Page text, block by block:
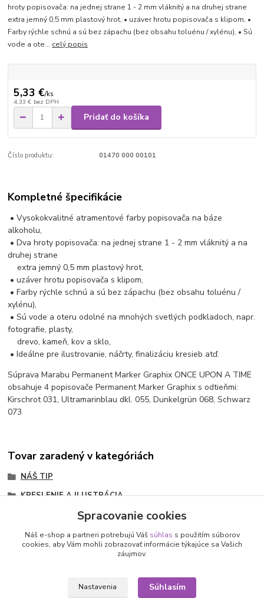
hroty popisovača: na jednej strane 1 - 2 mm vláknitý a na druhej strane
extra jemný 0,5 mm plastový hrot, • uzáver hrotu popisovača s klipom, •
Farby rýchle schnú a sú bez zápachu (bez obsahu toluénu / xylénu), • Sú
vode a ote... celý popis
5,33 €/ks
4,33 € bez DPH
Pridať do košíka
Číslo produktu: 01470 000 00101
Kompletné špecifikácie
• Vysokokvalitné atramentové farby popisovača na báze
alkoholu,
• Dva hroty popisovača: na jednej strane 1 - 2 mm vláknitý a na
druhej strane
extra jemný 0,5 mm plastový hrot,
• uzáver hrotu popisovača s klipom,
• Farby rýchle schnú a sú bez zápachu (bez obsahu toluénu /
xylénu),
• Sú vode a oteru odolné na mnohých svetlých podkladoch, napr.
fotografie, plasty,
drevo, kameň, kov a sklo,
• Ideálne pre ilustrovanie, náčrty, finalizáciu kresieb atď.
Súprava Marabu Permanent Marker Graphix ONCE UPON A TIME
obsahuje 4 popisovače Permanent Marker Graphix s odtieňmi:
Kirschrot 031, Ultramarinblau dkl. 055, Dunkelgrün 068, Schwarz
073
Tovar zaradený v kategóriách
NÁŠ TIP
KRESLENIE A ILUSTRÁCIA
Permanent Marker
Nepremeškajte novinky, akcie a
Spracovanie cookies
Náš e-shop a partneri potrebujú Váš súhlas s použitím súborov
cookies, aby Vám mohli zobrazovať informácie týkajúce sa Vašich
záujmov.
Nastavenia Súhlasím